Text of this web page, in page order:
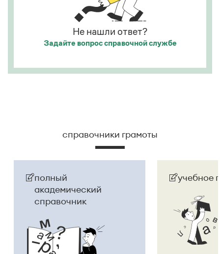
Не нашли ответ?
Задайте вопроссправочной службе
справочники грамоты
полный
академический
справочник
учебное